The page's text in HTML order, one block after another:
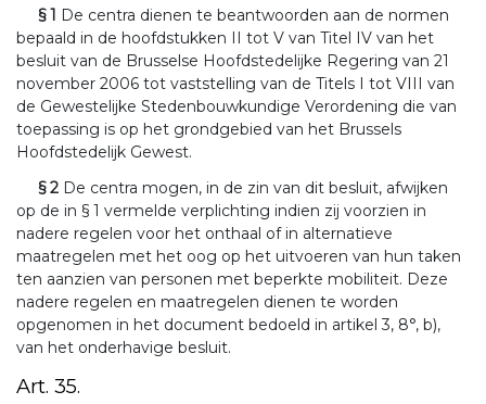
§ 1 De centra dienen te beantwoorden aan de normen
bepaald in de hoofdstukken II tot V van Titel IV van het
besluit van de Brusselse Hoofdstedelijke Regering van 21
november 2006 tot vaststelling van de Titels I tot VIII van
de Gewestelijke Stedenbouwkundige Verordening die van
toepassing is op het grondgebied van het Brussels
Hoofdstedelijk Gewest.
§ 2 De centra mogen, in de zin van dit besluit, afwijken
op de in § 1 vermelde verplichting indien zij voorzien in
nadere regelen voor het onthaal of in alternatieve
maatregelen met het oog op het uitvoeren van hun taken
ten aanzien van personen met beperkte mobiliteit. Deze
nadere regelen en maatregelen dienen te worden
opgenomen in het document bedoeld in artikel 3, 8°, b),
van het onderhavige besluit.
Art. 35.